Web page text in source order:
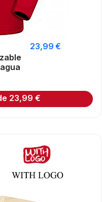
23,99€
23,99 €